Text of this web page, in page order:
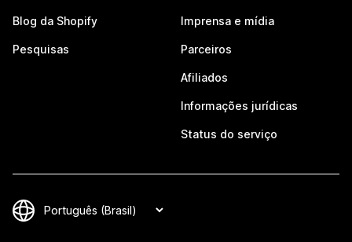
Blog da Shopify
Pesquisas
Imprensa e mídia
Parceiros
Afiliados
Informações jurídicas
Status do serviço